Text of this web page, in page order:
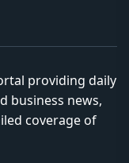
providing daily
business news,
coverage of